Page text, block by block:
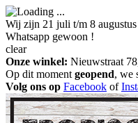
Wij zijn 21 juli t/m 8
Whatsapp gewoon !
clear
Onze winkel: Nieuwstraat
Op dit moment geopend, we
Volg ons op Facebook of